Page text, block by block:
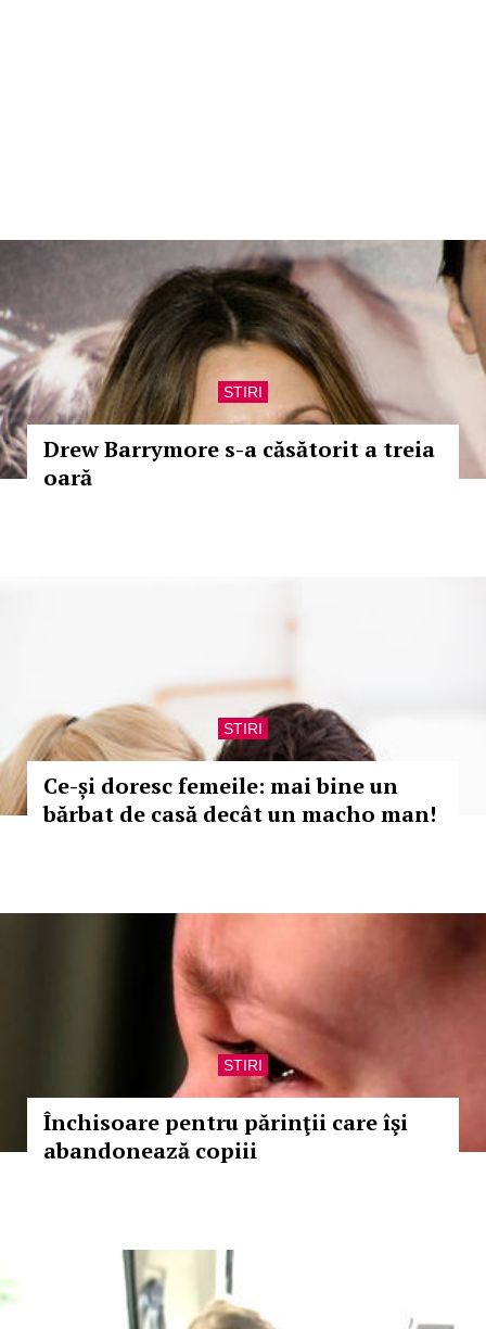
STIRI
Drew Barrymore s-a căsătorit a treia
oară
STIRI
Ce-și doresc femeile: mai bine un
bărbat de casă decât un macho man!
STIRI
Închisoare pentru părinţii care îşi
abandonează copiii